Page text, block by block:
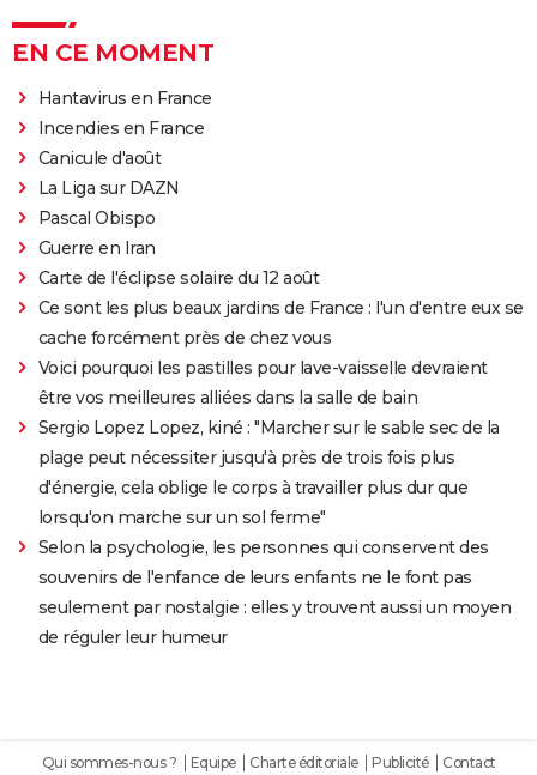
EN CE MOMENT
Hantavirus en France
Incendies en France
Canicule d'août
La Liga sur DAZN
Pascal Obispo
Guerre en Iran
Carte de l'éclipse solaire du 12 août
Ce sont les plus beaux jardins de France : l'un d'entre eux se
cache forcément près de chez vous
Voici pourquoi les pastilles pour lave-vaisselle devraient
être vos meilleures alliées dans la salle de bain
Sergio Lopez Lopez, kiné : "Marcher sur le sable sec de la
plage peut nécessiter jusqu'à près de trois fois plus
d'énergie, cela oblige le corps à travailler plus dur que
lorsqu'on marche sur un sol ferme"
Selon la psychologie, les personnes qui conservent des
souvenirs de l'enfance de leurs enfants ne le font pas
seulement par nostalgie : elles y trouvent aussi un moyen
de réguler leur humeur
Qui sommes-nous ? Equipe Charte éditoriale Publicité Contact